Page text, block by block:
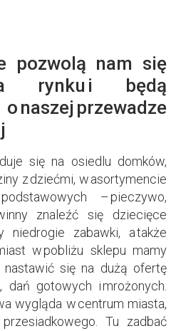
pozwolą nam się
rynku i będą
przewadze
się na osiedlu domków,
z dziećmi, w asortymencie
– pieczywo,
znaleźć się dziecięce
niedrogie zabawki, a także
w pobliżu sklepu mamy
nastawić się na dużą ofertę
dań gotowych i mrożonych.
wygląda w centrum miasta,
Tu zadbać